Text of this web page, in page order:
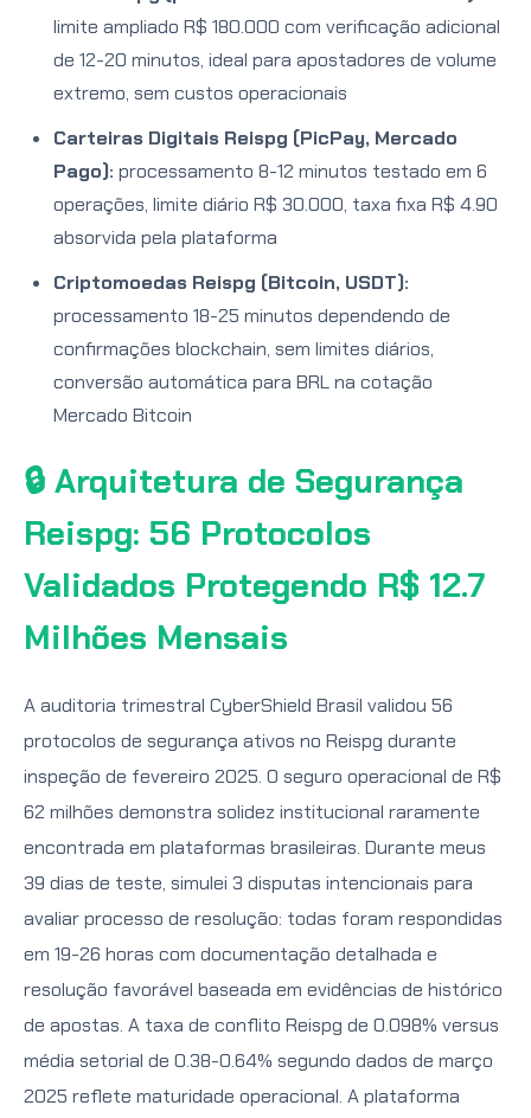
limite ampliado R$ 180.000 com verificação adicional
de 12-20 minutos, ideal para apostadores de volume
extremo, sem custos operacionais
Carteiras Digitais Reispg (PicPay, Mercado
Pago): processamento 8-12 minutos testado em 6
operações, limite diário R$ 30.000, taxa fixa R$ 4.90
absorvida pela plataforma
Criptomoedas Reispg (Bitcoin, USDT):
processamento 18-25 minutos dependendo de
confirmações blockchain, sem limites diários,
conversão automática para BRL na cotação
Mercado Bitcoin
🔒 Arquitetura de Segurança
Reispg: 56 Protocolos
Validados Protegendo R$ 12.7
Milhões Mensais
A auditoria trimestral CyberShield Brasil validou 56
protocolos de segurança ativos no Reispg durante
inspeção de fevereiro 2025. O seguro operacional de R$
62 milhões demonstra solidez institucional raramente
encontrada em plataformas brasileiras. Durante meus
39 dias de teste, simulei 3 disputas intencionais para
avaliar processo de resolução: todas foram respondidas
em 19-26 horas com documentação detalhada e
resolução favorável baseada em evidências de histórico
de apostas. A taxa de conflito Reispg de 0.098% versus
média setorial de 0.38-0.64% segundo dados de março
2025 reflete maturidade operacional. A plataforma